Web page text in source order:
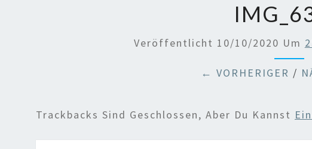
Veröffentlicht 10/10/2020 Um
← VORHERIGER /
Trackbacks Sind Geschlossen, Aber Du Kannst